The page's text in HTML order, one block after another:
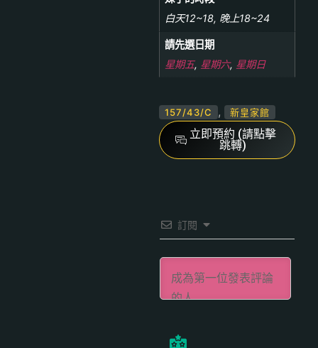
白天12~18, 晚上18~24
請先選日期
星期五, 星期六, 星期日
157/43/C , 新皇家館
立即預約 (請點擊
跳轉)
訂閱